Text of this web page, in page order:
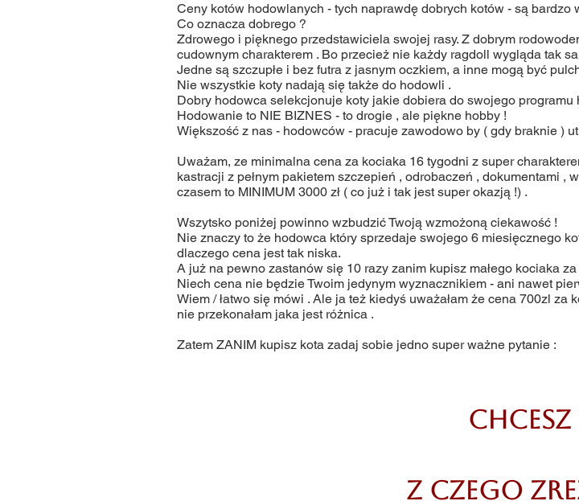
Ceny kotów hodowlanych - tych naprawdę dobrych kotów - są bardzo
Co oznacza dobrego ?
Zdrowego i pięknego przedstawiciela swojej rasy. Z dobrym
cudownym charakterem . Bo przecież nie każdy ragdoll wygląda tak
Jedne są szczupłe i bez futra z jasnym oczkiem, a inne mogą być
Nie wszystkie koty nadają się także do hodowli .
Dobry hodowca selekcjonuje koty jakie dobiera do swojego
Hodowanie to NIE BIZNES - to drogie , ale piękne hobby !
Większość z nas - hodowców - pracuje zawodowo by ( gdy braknie )
Uważam, ze minimalna cena za kociaka 16 tygodni z super
kastracji z pełnym pakietem szczepień , odrobaczeń , dokumentami
czasem to MINIMUM 3000 zł ( co już i tak jest super okazją !) .
Wszytsko poniżej powinno wzbudzić Twoją wzmożoną ciekawość !
Nie znaczy to że hodowca który sprzedaje swojego 6 miesięcznego
dlaczego cena jest tak niska.
A już na pewno zastanów się 10 razy zanim kupisz małego kociaka za
Niech cena nie będzie Twoim jedynym wyznacznikiem - ani nawet
Wiem / łatwo się mówi . Ale ja też kiedyś uważałam że cena 700zl za
nie przekonałam jaka jest różnica .
Zatem ZANIM kupisz kota zadaj sobie jedno super ważne pytanie :
chcesz
Z czego